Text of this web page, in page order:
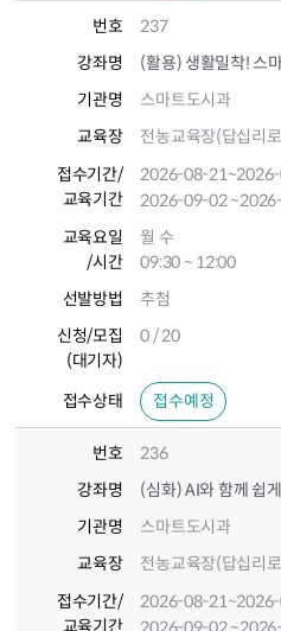
번호
237
강좌명
(활용) 생활밀착! 스
기관명
스마트도시과
교육장
전농교육장(답십리
접수기간/
교육기간
2026-08-21
2026-09-02
교육요일
/시간
월 수
09:30 ~ 12:00
선발방법
추첨
신청/모집
(대기자)
0 / 20
접수상태 접수예정
번호
236
강좌명
(심화) AI와 함께 쉽
기관명
스마트도시과
교육장
전농교육장(답십리
접수기간/
교육기간
2026-08-21